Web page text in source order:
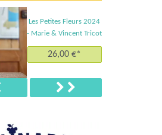
Les Petites Fleurs 2024
- Marie & Vincent Tricot
26,00 €*
Précédent Suivant